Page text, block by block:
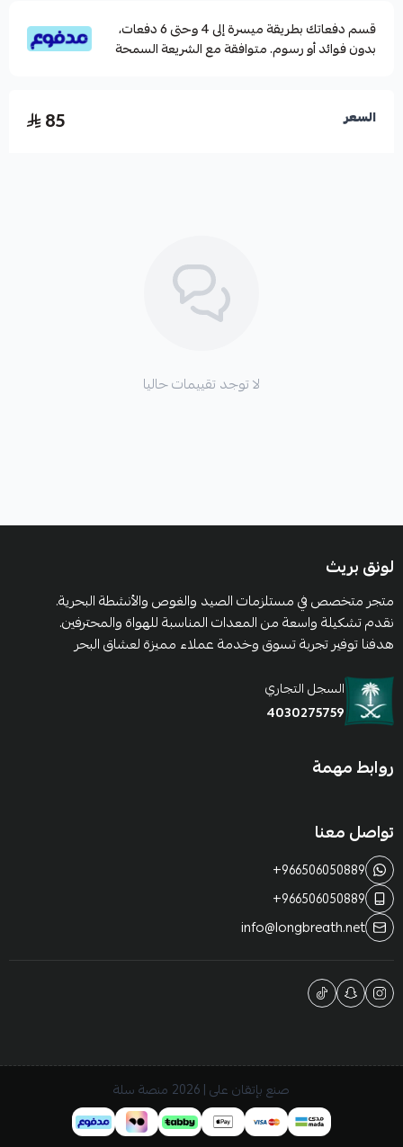
قسم دفعاتك بطريقة ميسرة إلى 4 وحتى 6 دفعات،
بدون فوائد أو رسوم. متوافقة مع الشريعة السمحة
السعر 85
لا توجد تقييمات حاليا
لونق بريث
متجر متخصص في مستلزمات الصيد والغوص والأنشطة البحرية.
نقدم تشكيلة واسعة من المعدات المناسبة للهواة والمحترفين.
هدفنا توفير تجربة تسوق وخدمة عملاء مميزة لعشاق البحر
السجل التجاري
4030275759
روابط مهمة
تواصل معنا
+966506050889
+966506050889
info@longbreath.net
صنع بإتقان على | 2026 منصة سلة